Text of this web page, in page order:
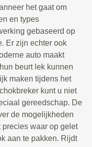
het gaat om
en types
gebaseerd op
Er zijn echter ook
auto maakt
beurt lek kunnen
maken tijdens het
kunt u niet
gereedschap. De
de mogelijkheden
waar op gelet
aan te pakken. Rijdt